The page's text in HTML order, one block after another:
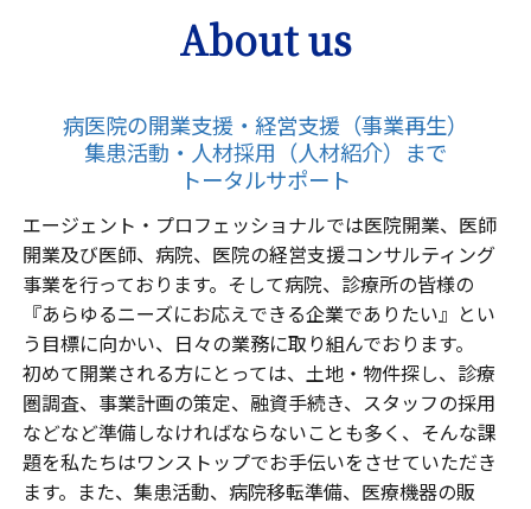
About us
病医院の開業支援・経営支援（事業再生）
集患活動・人材採用（人材紹介）まで
トータルサポート
エージェント・プロフェッショナルでは医院開業、医師
開業及び医師、病院、医院の経営支援コンサルティング
事業を行っております。そして病院、診療所の皆様の
『あらゆるニーズにお応えできる企業でありたい』とい
う目標に向かい、日々の業務に取り組んでおります。
初めて開業される方にとっては、土地・物件探し、診療
圏調査、事業計画の策定、融資手続き、スタッフの採用
などなど準備しなければならないことも多く、そんな課
題を私たちはワンストップでお手伝いをさせていただき
ます。また、集患活動、病院移転準備、医療機器の販